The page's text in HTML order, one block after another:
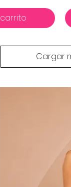
Cargar